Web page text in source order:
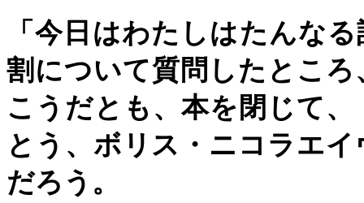
「今日はわたしはたんな
割について質問したとこ
こうだとも、本を閉じて
とう、ボリス・ニコラエ
だろう。